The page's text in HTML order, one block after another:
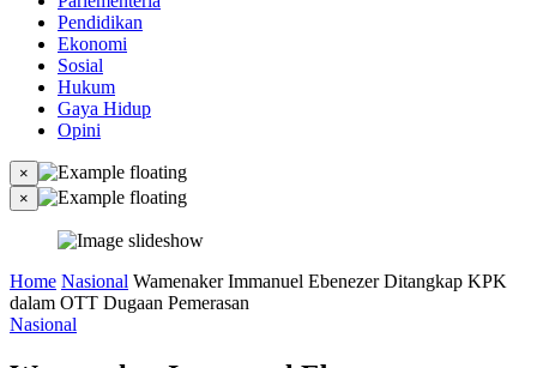
Pendidikan
Ekonomi
Sosial
Hukum
Gaya Hidup
Opini
×
×
Home Nasional Wamenaker Immanuel Ebenezer Ditangkap KPK
dalam OTT Dugaan Pemerasan
Nasional